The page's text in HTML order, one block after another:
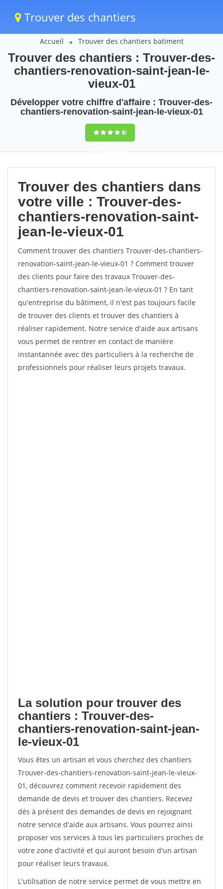
Trouver des chantiers
Accueil Trouver des chantiers batiment
Trouver des chantiers : Trouver-des-
chantiers-renovation-saint-jean-le-
vieux-01
Développer votre chiffre d'affaire : Trouver-des-
chantiers-renovation-saint-jean-le-vieux-01
9,5(100%)88
votes
Trouver des chantiers dans
votre ville : Trouver-des-
chantiers-renovation-saint-
jean-le-vieux-01
Comment trouver des chantiers Trouver-des-chantiers-
renovation-saint-jean-le-vieux-01 ? Comment trouver
des clients pour faire des travaux Trouver-des-
chantiers-renovation-saint-jean-le-vieux-01 ? En tant
qu'entreprise du bâtiment, il n'est pas toujours facile
de trouver des clients et trouver des chantiers à
réaliser rapidement. Notre service d'aide aux artisans
vous permet de rentrer en contact de manière
instantannée avec des particuliers à la recherche de
professionnels pour réaliser leurs projets travaux.
La solution pour trouver des
chantiers : Trouver-des-
chantiers-renovation-saint-jean-
le-vieux-01
Vous êtes un artisan et vous cherchez des chantiers
Trouver-des-chantiers-renovation-saint-jean-le-vieux-
01, découvrez comment recevoir rapidement des
demande de devis et trouver des chantiers. Recevez
dès à présent des demandes de devis en rejoignant
notre service d'aide aux artisans. Vous pourrez ainsi
proposer vos services à tous les particuliers proches de
votre zone d'activité et qui auront besoin d'un artisan
pour réaliser leurs travaux.
L'utilisation de notre service permet de vous mettre en